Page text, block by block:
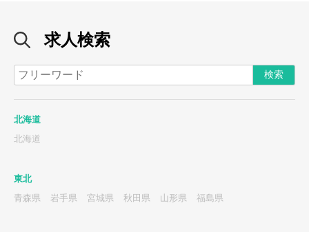
求人検索
北海道
北海道
東北
青森県
岩手県 宮城県 秋田県 山形県 福島県